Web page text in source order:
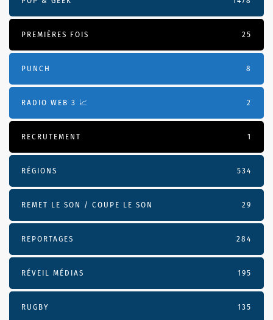
PREMIÈRES FOIS 25
PUNCH 8
RADIO WEB 3 📈 2
RECRUTEMENT 1
RÉGIONS 534
REMET LE SON / COUPE LE SON 29
REPORTAGES 284
RÉVEIL MÉDIAS 195
RUGBY 135